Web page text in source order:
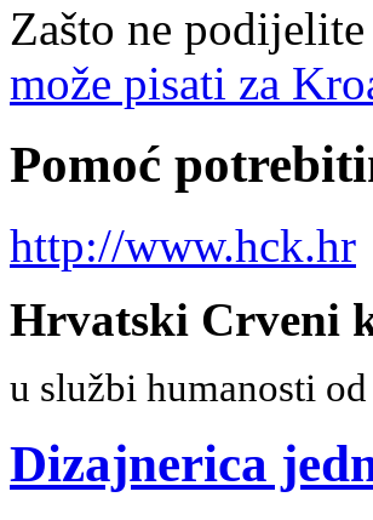
Zašto ne
može pisati za
Pomoć
http://www.hck.hr
Hrvatski Crveni
u službi humanosti
Dizajnerica